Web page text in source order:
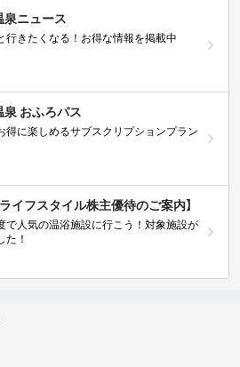
泉ニュース
行きたくなる！お得な情報を掲載中
おふろパス
得に楽しめるサブスクリプションプラン
イフスタイル株主優待のご案内】
で人気の温浴施設に行こう！対象施設が
た！